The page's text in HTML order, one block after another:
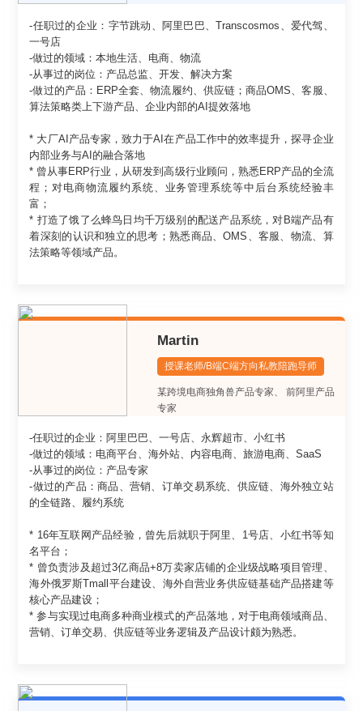
-任职过的企业：字节跳动、阿里巴巴、Transcosmos、爱代驾、
一号店
-做过的领域：本地生活、电商、物流
-从事过的岗位：产品总监、开发、解决方案
-做过的产品：ERP全套、物流履约、供应链；商品OMS、客服、
算法策略类上下游产品、企业内部的AI提效落地
* 大厂AI产品专家，致力于AI在产品工作中的效率提升，探寻企业
内部业务与AI的融合落地
* 曾从事ERP行业，从研发到高级行业顾问，熟悉ERP产品的全流
程；对电商物流履约系统、业务管理系统等中后台系统经验丰
富；
* 打造了饿了么蜂鸟日均千万级别的配送产品系统，对B端产品有
着深刻的认识和独立的思考；熟悉商品、OMS、客服、物流、算
法策略等领域产品。
Martin
授课老师/B端C端方向私教陪跑导师
某跨境电商独角兽产品专家、
前阿里产品
专家
-任职过的企业：阿里巴巴、一号店、永辉超市、小红书
-做过的领域：电商平台、海外站、内容电商、旅游电商、SaaS
-从事过的岗位：产品专家
-做过的产品：商品、营销、订单交易系统、供应链、海外独立站
的全链路、履约系统
* 16年互联网产品经验，曾先后就职于阿里、1号店、小红书等知
名平台；
* 曾负责涉及超过3亿商品+8万卖家店铺的企业级战略项目管理、
海外俄罗斯Tmall平台建设、海外自营业务供应链基础产品搭建等
核心产品建设；
* 参与实现过电商多种商业模式的产品落地，对于电商领域商品、